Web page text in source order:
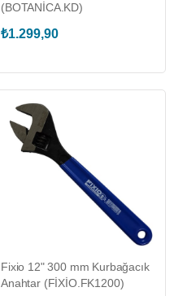
(BOTANİCA.KD)
₺1.299,90
Fixio 12" 300 mm Kurbağacık
Anahtar (FİXİO.FK1200)